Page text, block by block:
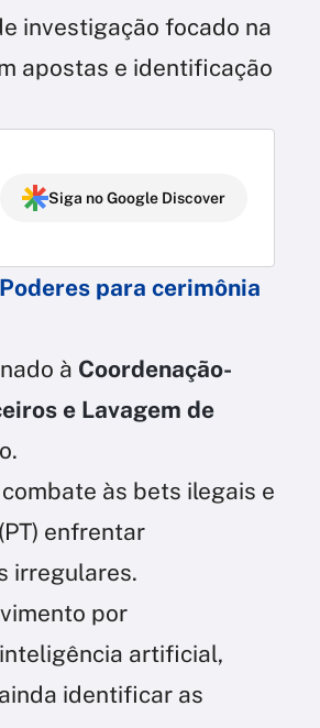
investigação focado na
apostas e identificação
Siga no Google Discover
para cerimônia
à Coordenação-
e Lavagem de
às bets ilegais e
enfrentar
irregulares.
por
artificial,
identificar as